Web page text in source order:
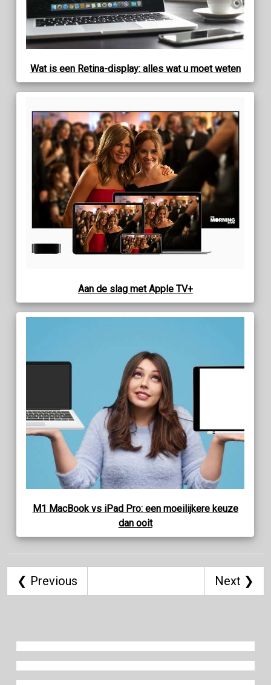
Wat is een Retina-display: alles wat u moet weten
Aan de slag met Apple TV+
M1 MacBook vs iPad Pro: een moeilijkere keuze
dan ooit
❮ Previous Next ❯